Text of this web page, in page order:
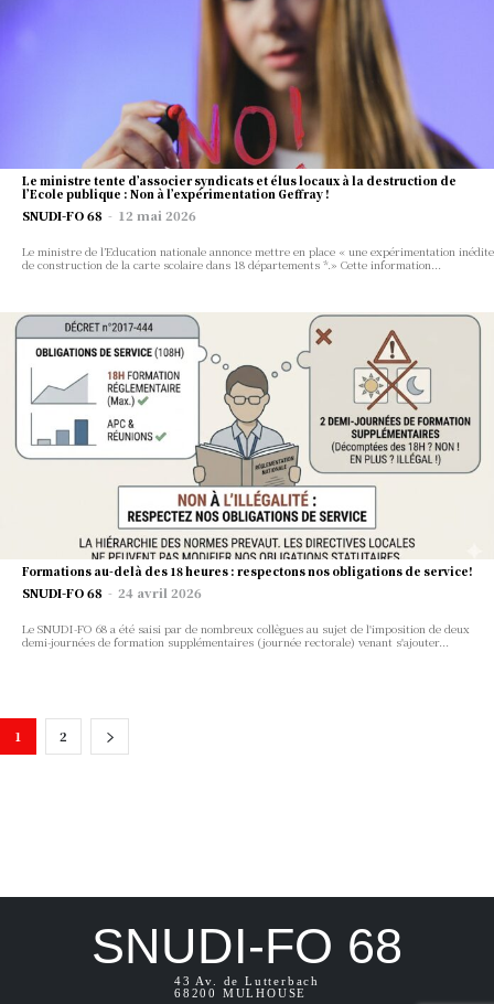
Le ministre tente d’associer syndicats et élus locaux à la destruction de
l’Ecole publique : Non à l’expérimentation Geffray !
SNUDI-FO 68 - 12 mai 2026
Le ministre de l’Education nationale annonce mettre en place « une expérimentation inédite
de construction de la carte scolaire dans 18 départements *.» Cette information...
Formations au-delà des 18 heures : respectons nos obligations de service!
SNUDI-FO 68 - 24 avril 2026
Le SNUDI-FO 68 a été saisi par de nombreux collègues au sujet de l'imposition de deux
demi-journées de formation supplémentaires (journée rectorale) venant s'ajouter...
1 2
SNUDI-FO 68
43 Av. de Lutterbach
68200 MULHOUSE